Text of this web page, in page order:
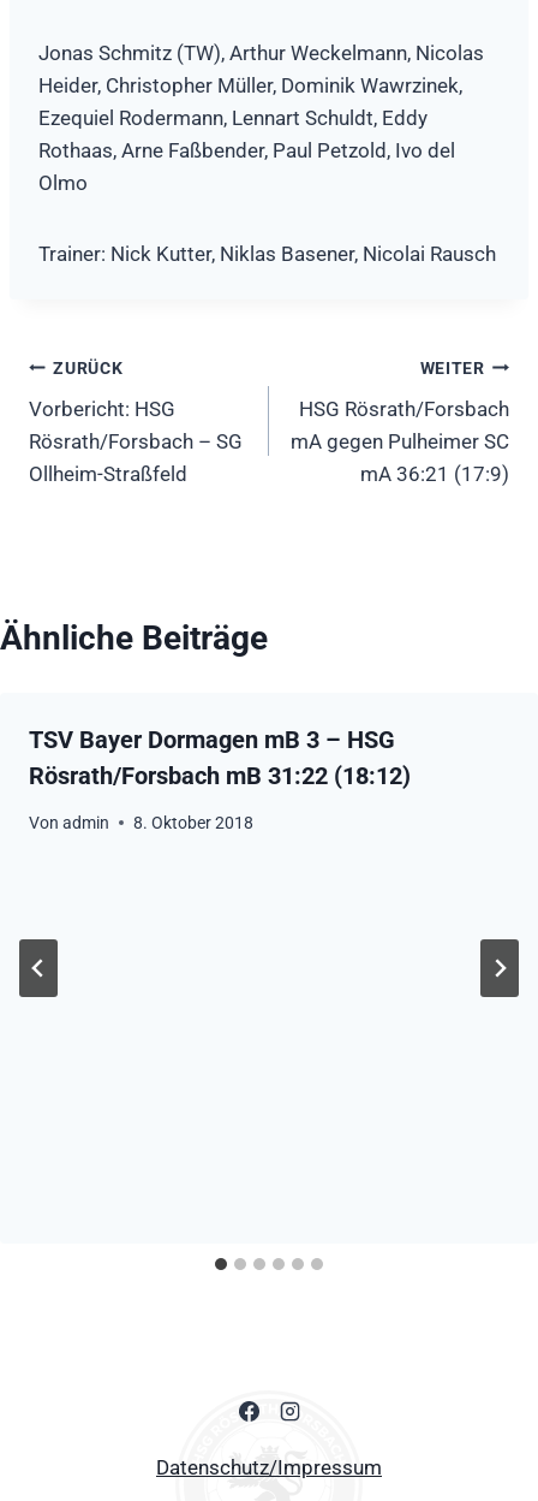
Jonas Schmitz (TW), Arthur Weckelmann, Nicolas
Heider, Christopher Müller, Dominik Wawrzinek,
Ezequiel Rodermann, Lennart Schuldt, Eddy
Rothaas, Arne Faßbender, Paul Petzold, Ivo del
Olmo
Trainer: Nick Kutter, Niklas Basener, Nicolai Rausch
Beitragsnavigation
ZURÜCK
Vorbericht: HSG
Rösrath/Forsbach – SG
Ollheim-Straßfeld
WEITER
HSG Rösrath/Forsbach
mA gegen Pulheimer SC
mA 36:21 (17:9)
Ähnliche Beiträge
TSV Bayer Dormagen mB 3 – HSG
Rösrath/Forsbach mB 31:22 (18:12)
Von admin 8. Oktober 2018
Datenschutz/Impressum